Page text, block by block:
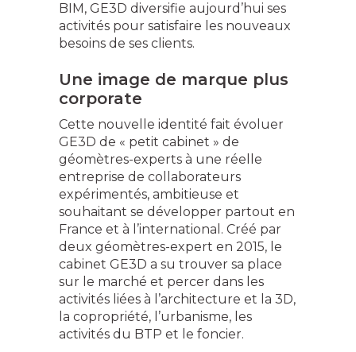
BIM, GE3D diversifie aujourd’hui ses
activités pour satisfaire les nouveaux
besoins de ses clients.
Une image de marque plus
corporate
Cette nouvelle identité fait évoluer
GE3D de « petit cabinet » de
géomètres-experts à une réelle
entreprise de collaborateurs
expérimentés, ambitieuse et
souhaitant se développer partout en
France et à l’international. Créé par
deux géomètres-expert en 2015, le
cabinet GE3D a su trouver sa place
sur le marché et percer dans les
activités liées à l’architecture et la 3D,
la copropriété, l’urbanisme, les
activités du BTP et le foncier.